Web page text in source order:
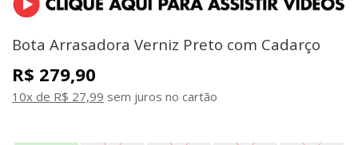
Bota Arrasadora Verniz Preto com Cadarço
R$ 279,90
10x de R$ 27,99 sem juros no cartão